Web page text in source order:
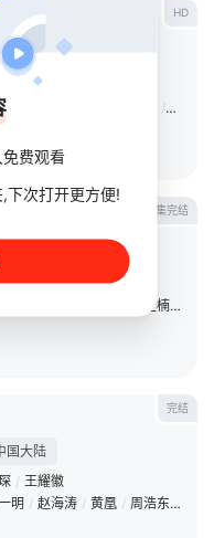
HD
大陆
宝石 / 雷佳音
第30集完结
国大陆
许圣楠 /
完结
国大陆
/ 王耀徽
明 / 赵海涛 / 黄凰 / 周浩东 /
费观看
下次打开更方便!